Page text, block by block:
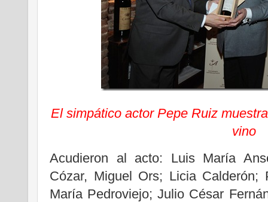
El simpático actor Pepe Ruiz
vino
Acudieron al acto: Luis María
Cózar, Miguel Ors; Licia Calderón;
María Pedroviejo; Julio César